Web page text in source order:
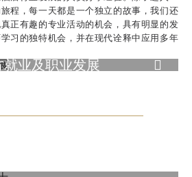
程，每一天都是一个独立的故事，我们还
正有趣的专业活动的机会，具有明显的发
习的独特机会，并在现代诠释中应用多年
就业及职业发展 下一页